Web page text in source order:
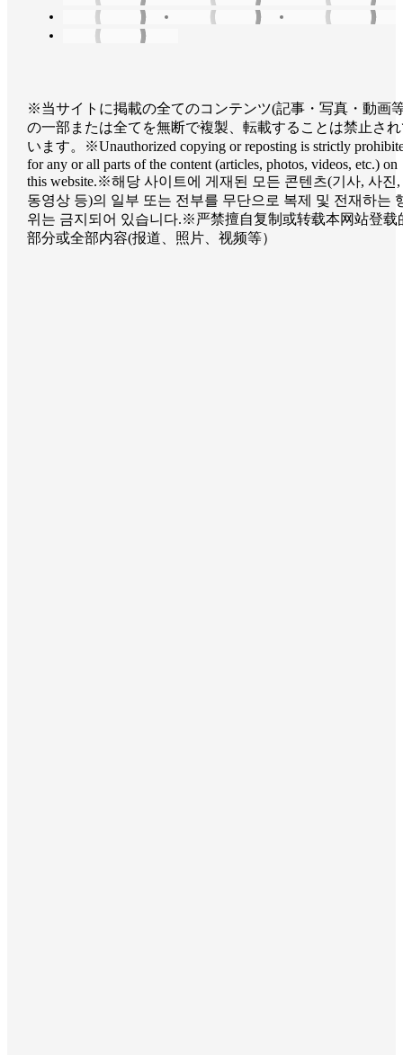
※当サイトに掲載の全てのコンテンツ(記事・写真・動画
の一部または全てを無断で複製、転載することは禁止さ
います。
※Unauthorized copying or reposting is strictly
for any or all parts of the content (articles, photos, videos, etc.) on
this website.※해당 사이트에 게재된 모든 콘텐츠(기사, 사진,
동영상 등)의 일부 또는 전부를 무단으로 복제 및 전재하는
위는 금지되어 있습니다.※严禁擅自复制或转载本网站登载
部分或全部内容(报道、照片、视频等）